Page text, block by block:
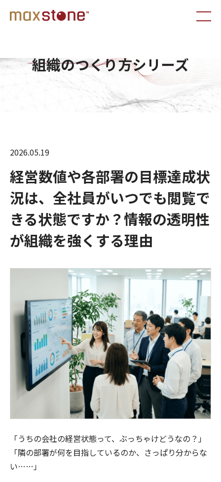
組織のつくり方シリーズ
2026.05.19
経営数値や各部署の目標達成状
況は、全社員がいつでも閲覧で
きる状態ですか？情報の透明性
が組織を強くする理由
「うちの会社の経営状態って、ぶっちゃけどうなの？」
「隣の部署が何を目指しているのか、さっぱり分からな
い……」